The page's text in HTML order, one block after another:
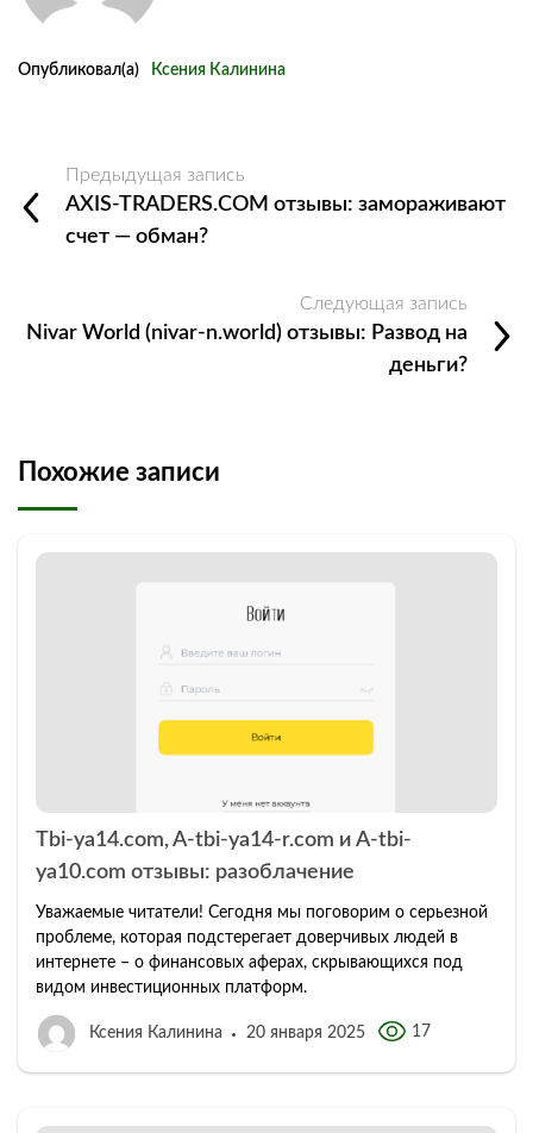
Опубликовал(а) Ксения Калинина
Предыдущая запись
AXIS-TRADERS.COM отзывы: замораживают
счет — обман?
Следующая запись
Nivar World (nivar-n.world) отзывы: Развод на
деньги?
Похожие записи
Tbi-ya14.com, A-tbi-ya14-r.com и A-tbi-
ya10.com отзывы: разоблачение
Уважаемые читатели! Сегодня мы поговорим о серьезной
проблеме, которая подстерегает доверчивых людей в
интернете – о финансовых аферах, скрывающихся под
видом инвестиционных платформ.
Ксения Калинина 20 января 2025 17